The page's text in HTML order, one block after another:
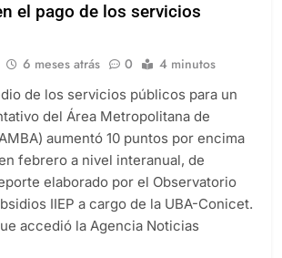
el pago de los servicios
6 meses atrás 0 4 minutos
de los servicios públicos para un
del Área Metropolitana de
aumentó 10 puntos por encima
febrero a nivel interanual, de
elaborado por el Observatorio
IIEP a cargo de la UBA-Conicet.
accedió la Agencia Noticias